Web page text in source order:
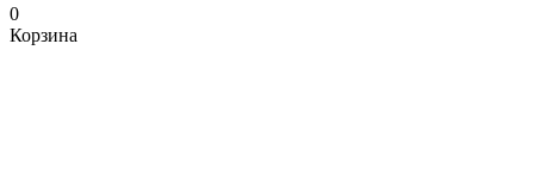
0
Корзина